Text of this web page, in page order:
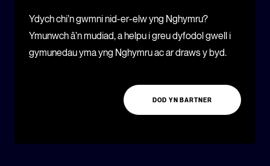
Ydych chi’n gwmni nid-er-elw yng Nghymru?
Ymunwch â’n mudiad, a helpu i greu dyfodol gwell i
gymunedau yma yng Nghymru ac ar draws y byd.
DOD YN BARTNER